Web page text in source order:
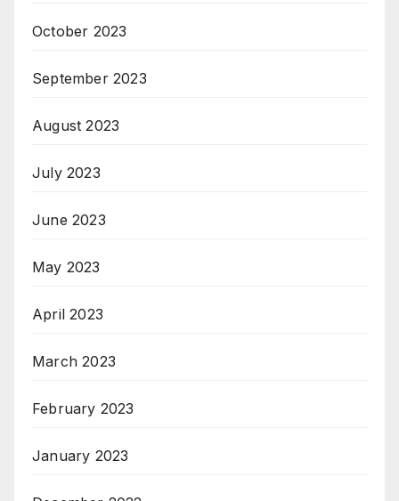
October 2023
September 2023
August 2023
July 2023
June 2023
May 2023
April 2023
March 2023
February 2023
January 2023